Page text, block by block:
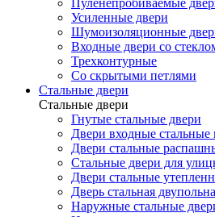
Пуленепробиваемые
Усиленные двери
Шумоизоляционные
Входные двери со
Трехконтурные
Со скрытыми петлями
Стальные двери
Стальные двери
Гнутые стальные двери
Двери входные стальные
Двери стальные
Стальные двери для
Двери стальные
Дверь стальная
Наружные стальные